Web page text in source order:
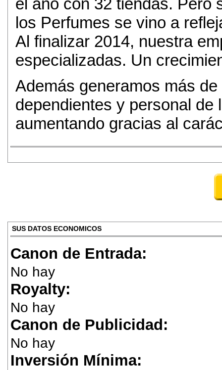
el año con 32 tiendas. Pero
los Perfumes se vino a
Al finalizar 2014, nuestra
especializadas. Un
Además generamos más
dependientes y personal de
aumentando gracias al
SUS DATOS ECONOMICOS
Canon de Entrada:
No hay
Royalty:
No hay
Canon de Publicidad:
No hay
Inversión Mínima: